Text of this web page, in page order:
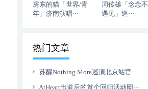
房东的猫「世界/青
年」济南演唱···
周传雄「念念
遇见」巡···
热门文章
苏醒Nothing More巡演北京站官···
AtHeart出道后的首个回归活动圆···